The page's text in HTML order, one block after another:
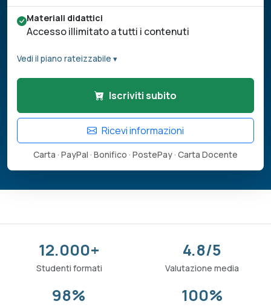
Materiali didattici
Accesso illimitato a tutti i contenuti
Vedi il piano rateizzabile ▾
Iscriviti subito
Ricevi informazioni
Carta · PayPal · Bonifico · PostePay · Carta Docente
12.000+
Studenti formati
4.8/5
Valutazione media
98% 100%